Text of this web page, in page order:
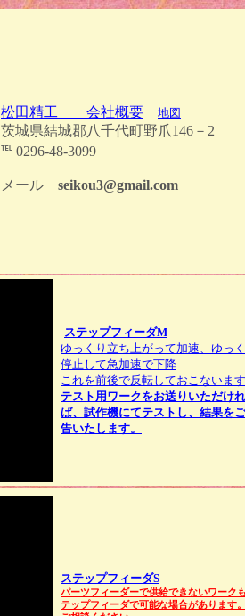
松田精工 会社概要 地図
茨城県結城郡八千代町野爪146－
℡ 0296-48-3099
メール seikou3@gmail.com
ステップフィーダM
ゆっくり立ち上がって加速、ゆっ
停止して急加速で下降
これを前後で反転しておこないます
テスト用ワークをお送りいただけれ
ば、試作機にてテストし、結果を
告いたします。
ステップフィーダS
パーツフィーダーで供給できないワーク
テップフィーダで可能な場合があります